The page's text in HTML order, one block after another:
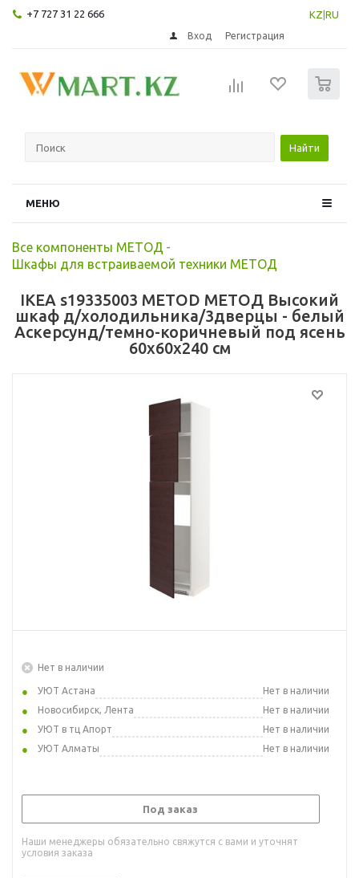
+7 727 31 22 666 KZ RU
Вход Регистрация
Найти
МЕНЮ
Все компоненты МЕТОД -
Шкафы для встраиваемой техники МЕТОД
IKEA s19335003 METOD МЕТОД Высокий
шкаф д/холодильника/3дверцы - белый
Аскерсунд/темно-коричневый под ясень
60x60x240 см
Нет в наличии
УЮТ Астана
Нет в наличии
Новосибирск, Лента
Нет в наличии
УЮТ в тц Апорт
Нет в наличии
УЮТ Алматы
Нет в наличии
Под заказ
Наши менеджеры обязательно свяжутся с вами и уточнят
условия заказа